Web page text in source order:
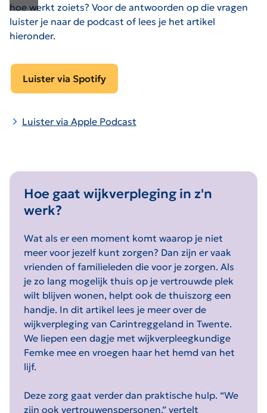
hoe werkt zoiets? Voor de antwoorden op die vragen
luister je naar de podcast of lees je het artikel
hieronder.
Luister via Spotify
Luister via Apple Podcast
Hoe gaat wijkverpleging in z'n
werk?
Wat als er een moment komt waarop je niet
meer voor jezelf kunt zorgen? Dan zijn er vaak
vrienden of familieleden die voor je zorgen. Als
je zo lang mogelijk thuis op je vertrouwde plek
wilt blijven wonen, helpt ook de thuiszorg een
handje. In dit artikel lees je meer over de
wijkverpleging van Carintreggeland in Twente.
We liepen een dagje met wijkverpleegkundige
Femke mee en vroegen haar het hemd van het
lijf.
Deze zorg gaat verder dan praktische hulp. “We
zijn ook vertrouwenspersonen,” vertelt